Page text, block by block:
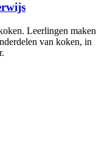
Leerlingen maken
van koken, in